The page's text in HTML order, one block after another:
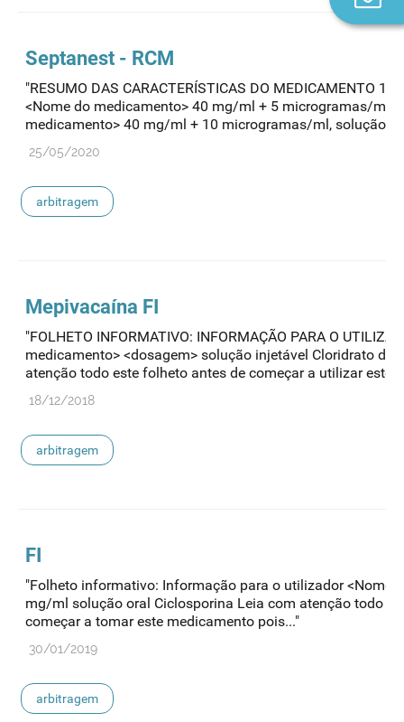
Septanest - RCM
"RESUMO DAS CARACTERÍSTICAS DO MEDICAMENTO 1.
<Nome do medicamento> 40 mg/ml + 5 microgramas/ml,
medicamento> 40 mg/ml + 10 microgramas/ml, solução..."
25/05/2020
arbitragem
Mepivacaína FI
"FOLHETO INFORMATIVO: INFORMAÇÃO PARA O
medicamento> <dosagem> solução injetável Cloridrato de
atenção todo este folheto antes de começar a utilizar
18/12/2018
arbitragem
FI
"Folheto informativo: Informação para o utilizador <Nome
mg/ml solução oral Ciclosporina Leia com atenção todo
começar a tomar este medicamento pois..."
30/01/2019
arbitragem